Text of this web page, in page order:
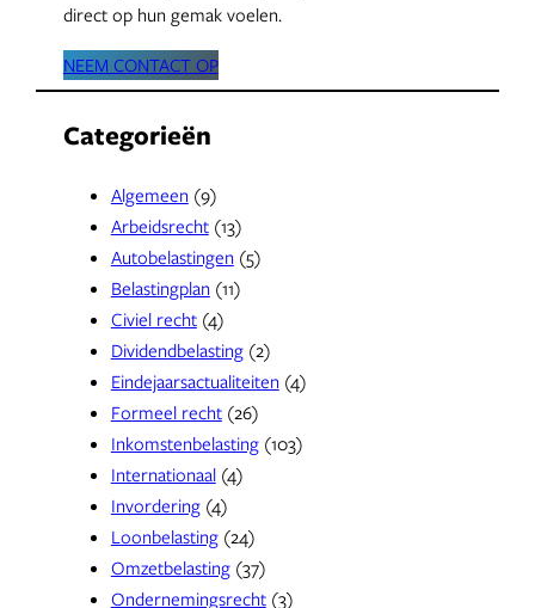
direct op hun gemak voelen.
NEEM CONTACT OP
Categorieën
Algemeen (9)
Arbeidsrecht(13)
Autobelastingen (5)
Belastingplan (11)
Civiel recht(4)
Dividendbelasting(2)
Eindejaarsactualiteiten (4)
Formeel recht(26)
Inkomstenbelasting(103)
Internationaal(4)
Invordering(4)
Loonbelasting(24)
Omzetbelasting(37)
Ondernemingsrecht(3)